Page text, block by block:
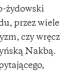
żydowski
przez wiele
czy wręcz
Nakbą.